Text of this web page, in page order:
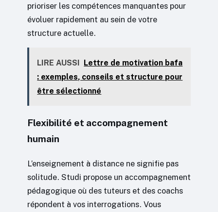
prioriser les compétences manquantes pour
évoluer rapidement au sein de votre
structure actuelle.
LIRE AUSSI Lettre de motivation bafa
: exemples, conseils et structure pour
être sélectionné
Flexibilité et accompagnement
humain
L’enseignement à distance ne signifie pas
solitude. Studi propose un accompagnement
pédagogique où des tuteurs et des coachs
répondent à vos interrogations. Vous